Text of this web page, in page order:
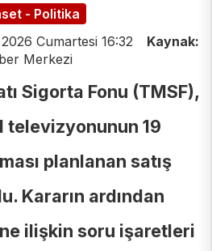
- Politika
Cumartesi 16:32
Kaynak:
Merkezi
Sigorta Fonu (TMSF),
televizyonunun 19
planlanan satış
Kararın ardından
ilişkin soru işaretleri